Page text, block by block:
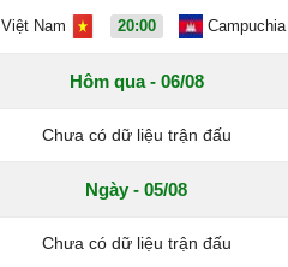
Việt Nam 20:00 Campuchia
Hôm qua - 06/08
Chưa có dữ liệu trận đấu
Ngày - 05/08
Chưa có dữ liệu trận đấu